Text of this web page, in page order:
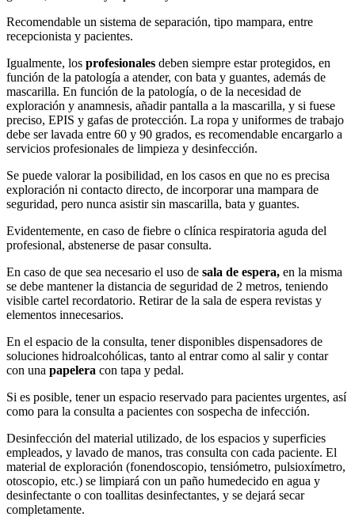
Recomendable un sistema de separación, tipo mampara, entre
recepcionista y pacientes.
Igualmente, los profesionales deben siempre estar protegidos, en
función de la patología a atender, con bata y guantes, además de
mascarilla. En función de la patología, o de la necesidad de
exploración y anamnesis, añadir pantalla a la mascarilla, y si fuese
preciso, EPIS y gafas de protección. La ropa y uniformes de trabajo
debe ser lavada entre 60 y 90 grados, es recomendable encargarlo a
servicios profesionales de limpieza y desinfección.
Se puede valorar la posibilidad, en los casos en que no es precisa
exploración ni contacto directo, de incorporar una mampara de
seguridad, pero nunca asistir sin mascarilla, bata y guantes.
Evidentemente, en caso de fiebre o clínica respiratoria aguda del
profesional, abstenerse de pasar consulta.
En caso de que sea necesario el uso de sala de espera, en la misma
se debe mantener la distancia de seguridad de 2 metros, teniendo
visible cartel recordatorio. Retirar de la sala de espera revistas y
elementos innecesarios.
En el espacio de la consulta, tener disponibles dispensadores de
soluciones hidroalcohólicas, tanto al entrar como al salir y contar
con una papelera con tapa y pedal.
Si es posible, tener un espacio reservado para pacientes urgentes, así
como para la consulta a pacientes con sospecha de infección.
Desinfección del material utilizado, de los espacios y superficies
empleados, y lavado de manos, tras consulta con cada paciente. El
material de exploración (fonendoscopio, tensiómetro, pulsioxímetro,
otoscopio, etc.) se limpiará con un paño humedecido en agua y
desinfectante o con toallitas desinfectantes, y se dejará secar
completamente.